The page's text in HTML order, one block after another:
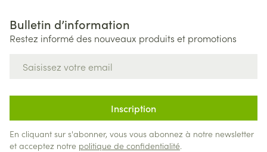
Bulletin d’information
Restez informé des nouveaux produits et promotions
Inscription
En cliquant sur s'abonner, vous vous abonnez à notre newsletter
et acceptez notre politique de confidentialité.